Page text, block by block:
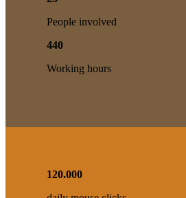
People involved
440
Working hours
120.000